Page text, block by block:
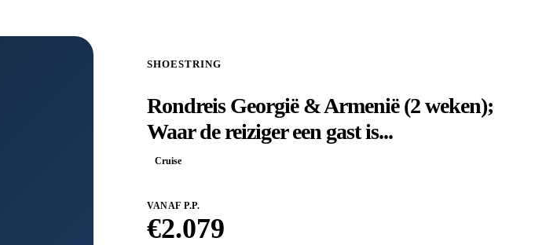
SHOESTRING
Rondreis Georgië & Armenië (2 weken);
Waar de reiziger een gast is...
Cruise
VANAF P.P.
€2.079